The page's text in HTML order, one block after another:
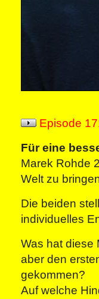
Episode
Für eine
Marek Rohde
Welt zu
Die beiden
individuelles
Was hat diese
aber den
gekommen?
Auf welche